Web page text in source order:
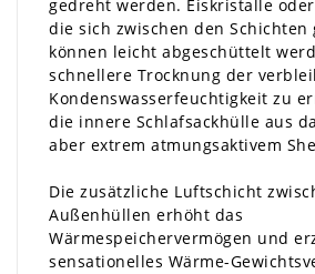
gedreht werden. Eiskristalle
die sich zwischen den Schichten
können leicht abgeschüttelt
schnellere Trocknung der
Kondenswasserfeuchtigkeit zu
die innere Schlafsackhülle aus
aber extrem atmungsaktivem
Die zusätzliche Luftschicht
Außenhüllen erhöht das
Wärmespeichervermögen und
sensationelles Wärme-